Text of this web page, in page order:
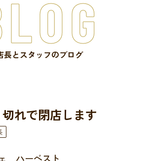
長とスタッフのブログ
れで閉店します
ハーベスト